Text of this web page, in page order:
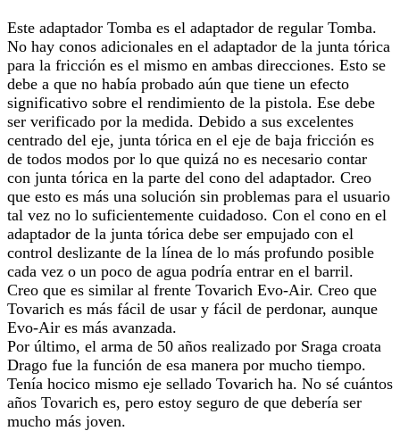
Este adaptador Tomba es el adaptador de regular Tomba.
No hay conos adicionales en el adaptador de la junta tórica
para la fricción es el mismo en ambas direcciones. Esto se
debe a que no había probado aún que tiene un efecto
significativo sobre el rendimiento de la pistola. Ese debe
ser verificado por la medida. Debido a sus excelentes
centrado del eje, junta tórica en el eje de baja fricción es
de todos modos por lo que quizá no es necesario contar
con junta tórica en la parte del cono del adaptador. Creo
que esto es más una solución sin problemas para el usuario
tal vez no lo suficientemente cuidadoso. Con el cono en el
adaptador de la junta tórica debe ser empujado con el
control deslizante de la línea de lo más profundo posible
cada vez o un poco de agua podría entrar en el barril.
Creo que es similar al frente Tovarich Evo-Air. Creo que
Tovarich es más fácil de usar y fácil de perdonar, aunque
Evo-Air es más avanzada.
Por último, el arma de 50 años realizado por Sraga croata
Drago fue la función de esa manera por mucho tiempo.
Tenía hocico mismo eje sellado Tovarich ha. No sé cuántos
años Tovarich es, pero estoy seguro de que debería ser
mucho más joven.